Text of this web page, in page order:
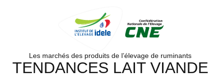
Les marchés des produits de l’élevage de ruminants
TENDANCES LAIT VIANDE